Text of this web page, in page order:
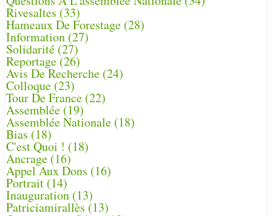
Rivesaltes (33)
Hameaux De Forestage (28)
Information (27)
Solidarité (27)
Reportage(26)
Avis De Recherche (24)
Colloque (23)
Tour De France (22)
Assemblée (19)
Assemblée Nationale (18)
Bias (18)
C'est Quoi ! (18)
Ancrage (16)
Appel Aux Dons (16)
Portrait (14)
Inauguration (13)
Patriciamirallès (13)